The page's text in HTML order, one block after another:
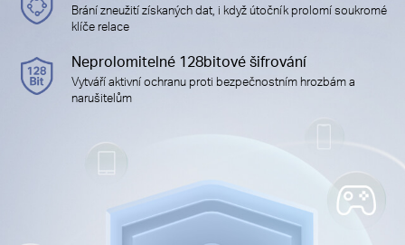
Brání zneužití získaných dat, i když útočník prolomí soukromé
klíče relace
Neprolomitelné 128bitové šifrování
Vytváří aktivní ochranu proti bezpečnostním hrozbám a
narušitelům